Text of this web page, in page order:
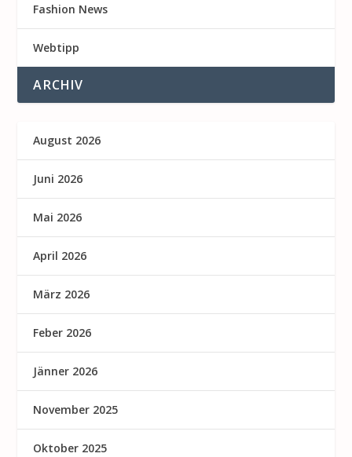
Fashion News
Webtipp
ARCHIV
August 2026
Juni 2026
Mai 2026
April 2026
März 2026
Feber 2026
Jänner 2026
November 2025
Oktober 2025